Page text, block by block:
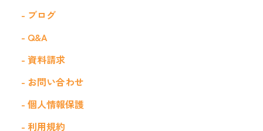
- ブログ
- Q&A
- 資料請求
- お問い合わせ
- 個人情報保護
- 利用規約